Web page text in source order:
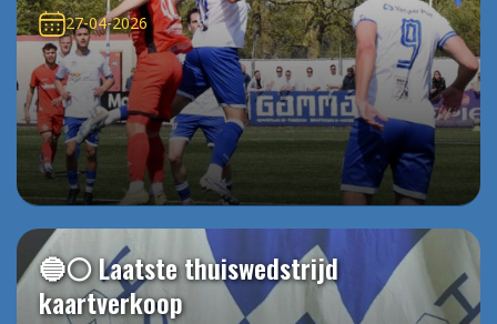
27-04-2026
🔵⚪️ Laatste thuiswedstrijd
kaartverkoop